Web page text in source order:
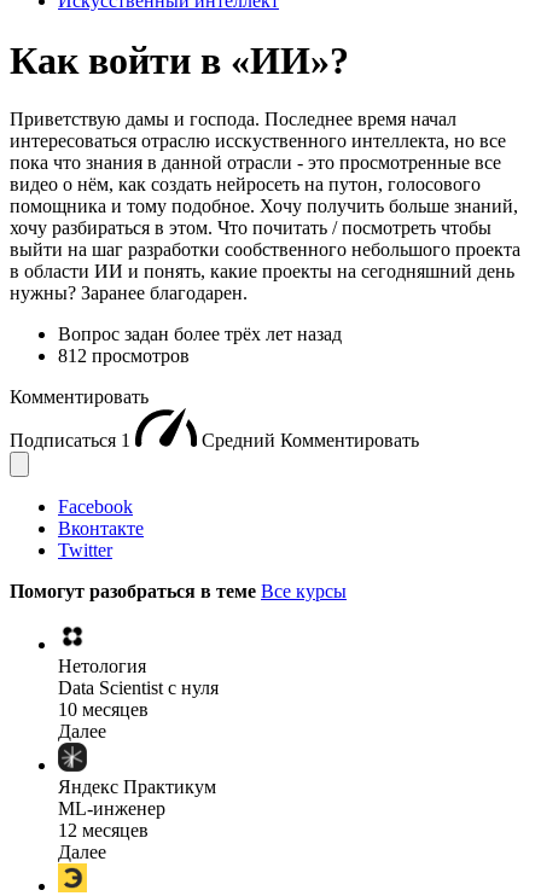
Как войти в «ИИ»?
Приветствую дамы и господа. Последнее время начал
интересоваться отраслю исскуственного интеллекта, но все
пока что знания в данной отрасли - это просмотренные все
видео о нём, как создать нейросеть на путон, голосового
помощника и тому подобное. Хочу получить больше знаний,
хочу разбираться в этом. Что почитать / посмотреть чтобы
выйти на шаг разработки сообственного небольшого проекта
в области ИИ и понять, какие проекты на сегодняшний день
нужны? Заранее благодарен.
Вопрос задан более трёх лет назад
812 просмотров
Комментировать
Подписаться 1 Средний Комментировать
Facebook
Вконтакте
Twitter
Помогут разобраться в теме Все курсы
Нетология
Data Scientist с нуля
10 месяцев
Далее
Яндекс Практикум
ML-инженер
12 месяцев
Далее